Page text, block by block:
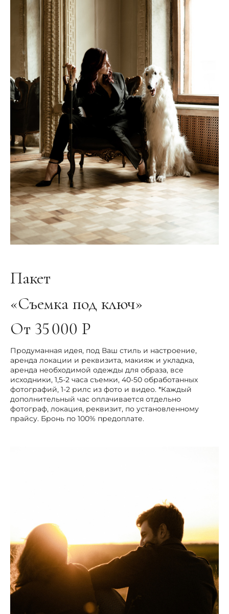
Пакет
«Съемка под ключ»
От 35 000 Р
Продуманная идея, под Ваш стиль и настроение,
аренда локации и реквизита, макияж и укладка,
аренда необходимой одежды для образа, все
исходники, 1,5-2 часа съемки, 40-50 обработанных
фотографий, 1-2 рилс из фото и видео. *Каждый
дополнительный час оплачивается отдельно
фотограф, локация, реквизит, по установленному
прайсу. Бронь по 100% предоплате.